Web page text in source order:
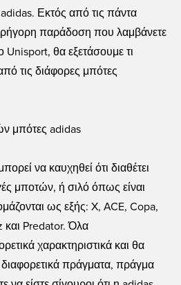
Εκτός από τις πάντα
γρήγορη παράδοση που λαμβάνετε
Unisport, θα εξετάσουμε τι
τις διάφορες μπότες
μπότες adidas
να καυχηθεί ότι διαθέτει
μποτών, ή σιλό όπως είναι
ως εξής: X, ACE, Copa,
και Predator. Όλα
χαρακτηριστικά και θα
πράγματα, πράγμα